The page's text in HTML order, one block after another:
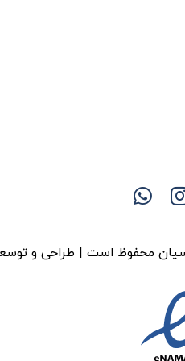
محفوظ است | طراحی و